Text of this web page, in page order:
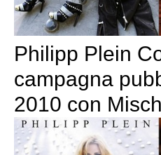
Philipp Plein
campagna
2010 con